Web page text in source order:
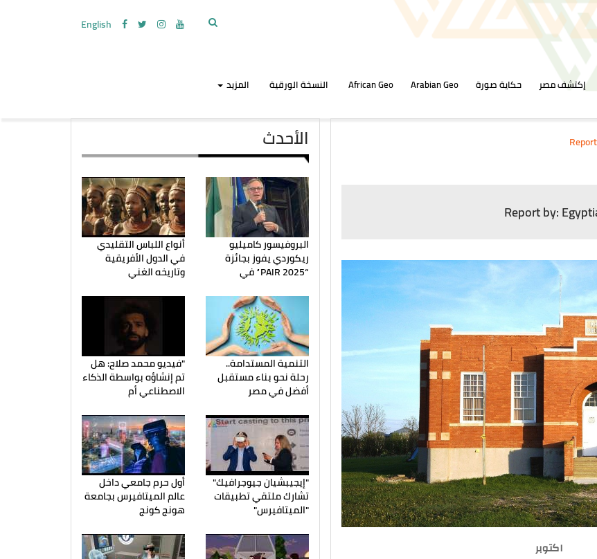
English
إكتشف مصر حكاية صورة Arabian Geo
African Geo النسخة الورقية المزيد
الأحدث
البروفيسور كاميليو
ريكوردي يفوز بجائزة
“PAIR 2025” في
أنواع اللباس التقليدي
في الدول الأفريقية
وتاريخه الغني
التنمية المستدامة..
رحلة نحو بناء مستقبل
أفضل في مصر
"فيديو محمد صلاح: هل
تم إنشاؤه بواسطة الذكاء
الاصطناعي أم
"إيجيبشيان جيوجرافيك"
تشارك ملتقي تطبيقات
"الميتافيرس"
أول حرم جامعي داخل
عالم الميتافيرس بجامعة
هونج كونج